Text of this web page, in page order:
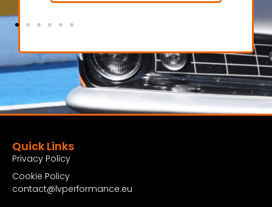
Fresh air
€ 1.200,00 excl. BTW
Bekijk Product
Quick Links
Privacy Policy
Cookie Policy
contact@lvperformance.eu